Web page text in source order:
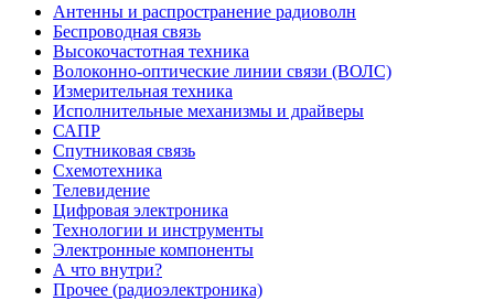
Антенны и распространение радиоволн
Беспроводная связь
Высокочастотная техника
Волоконно-оптические линии связи (ВОЛС)
Измерительная техника
Исполнительные механизмы и драйверы
САПР
Спутниковая связь
Схемотехника
Телевидение
Цифровая электроника
Технологии и инструменты
Электронные компоненты
А что внутри?
Прочее (радиоэлектроника)